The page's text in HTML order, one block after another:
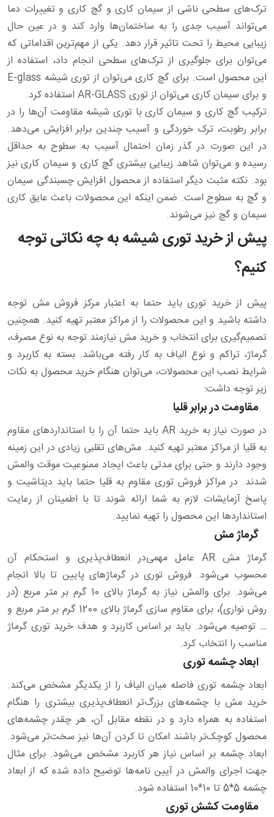
ترک‌های سطحی ناشی از سیمان کاری و گچ کاری و تغییرات دما
می‌تواند آسیب جدی را به ساختمان‌ها وارد کند و در عین حال
زیبایی محیط را تحت تاثیر قرار دهد. یکی از مهم‌ترین اقداماتی که
می‌توان برای جلوگیری از ترک‌های سطحی انجام داد، استفاده از
این محصول است. برای گچ کاری می‌توان از توری شیشه E-glass
و برای سیمان کاری می‌توان از توری AR-GLASS استفاده کرد.
ترکیب گچ کاری و سیمان کاری با توری شیشه مقاومت آن‌ها را در
برابر رطوبت، ترک خوردگی و آسیب چندین برابر افزایش می‌دهد.
در این صورت در گذر زمان احتمال آسیب به سطوح به حداقل
رسیده و می‌توان شاهد زیبایی بیشتری گچ کاری و سیمان کاری نیز
بود. نکته مثبت دیگر استفاده از محصول افزایش چسبندگی سیمان
و گچ به سطوح است. ضمن اینکه این محصولات باعث عایق کاری
سیمان و گچ نیز می‌شوند.
پیش از خرید توری شیشه به چه نکاتی توجه
کنیم؟
پیش از خرید توری باید حتما به اعتبار مرکز فروش مش توجه
داشته باشید و این محصولات را از مراکز معتبر تهیه کنید. همچنین
تصمیم‌گیری برای انتخاب و خرید مش نیازمند توجه به نوع مصرف،
گرماژ، تراکم و نوع الیاف به کار رفته می‌باشد. بسته به کاربرد و
شرایط نصب این محصولات، می‌توان هنگام خرید محصول به نکات
زیر توجه داشت:
مقاومت در برابر قلیا
در صورت نیاز به خرید AR باید حتما آن را با استانداردهای مقاوم
به قلیا از مراکز معتبر تهیه کنید. مش‌های تقلبی زیادی در این زمینه
وجود دارند و حتی برای مدتی باعث ایجاد ممنوعیت موقت والمش
شدند. در مراکز فروش توری مقاوم به قلیا حتما باید دیتاشیت و
پاسخ آزمایشات لازم به شما ارائه شوند تا با اطمینان از رعایت
استانداردها این محصول را تهیه نمایید.
گرماژ مش
گرماژ مش AR عامل مهمی‌در انعطاف‌پذیری و استحکام آن
محسوب می‌شود. فروش توری در گرماژهای پایین تا بالا انجام
می‌شود. برای والمش نیاز به گرماژ بالای 10 گرم بر متر مربع (در
روش نواری)، برای مقاوم سازی گرماژ بالای 1200 گرم بر متر مربع و
… توصیه می‌شود. باید بر اساس کاربرد و هدف خرید توری گرماژ
مناسب را انتخاب کرد.
ابعاد چشمه توری
ابعاد چشمه توری فاصله میان الیاف را از یکدیگر مشخص می‌کند.
خرید مش با چشمه‌های بزرگ‌تر انعطاف‌پذیری بیشتری را هنگام
استفاده به همراه دارد و در نقطه مقابل آن، هر چقدر چشمه‌های
محصول کوچک‌تر باشند امکان تا کردن آن‌ها نیز سخت‌تر می‌شود.
ابعاد چشمه بر اساس نیاز هر کاربرد مشخص می‌شود. برای مثال
جهت اجرای والمش در آیین نامه‌ها توضیح داده شده که از ابعاد
چشمه 5*5 تا 10*10 استفاده شود.
مقاومت کشش توری